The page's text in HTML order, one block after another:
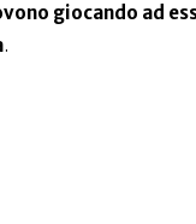
giocando ad
.